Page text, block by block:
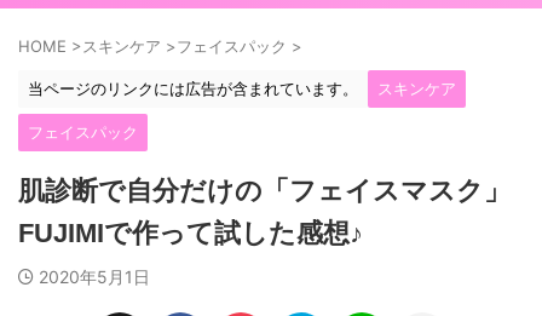
HOME >スキンケア >フェイスパック >
当ページのリンクには広告が含まれています。 スキンケア
フェイスパック
肌診断で自分だけの「フェイスマスク」
FUJIMIで作って試した感想♪
2020年5月1日